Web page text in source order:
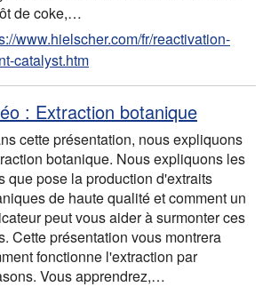
de coke,…
www.hielscher.com/fr/reactivation-
catalyst.htm
: Extraction botanique
cette présentation, nous expliquons
botanique. Nous expliquons les
que pose la production d'extraits
de haute qualité et comment un
peut vous aider à surmonter ces
Cette présentation vous montrera
fonctionne l'extraction par
Vous apprendrez,…